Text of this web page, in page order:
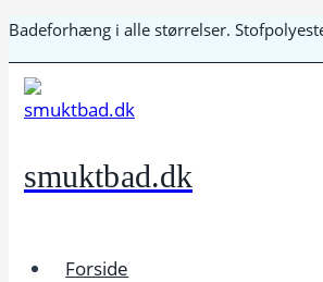
Fortsæt
til
indhold
Badeforhæng i alle størrelser.
smuktbad.dk
Forside